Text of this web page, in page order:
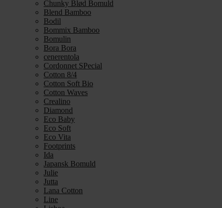
Chunky Blød Bomuld
Blend Bamboo
Bodil
Bommix Bamboo
Bomulin
Bora Bora
cenerentola
Cordonnet SPecial
Cotton 8/4
Cotton Soft Bio
Cotton Waves
Crealino
Diamond
Eco Baby
Eco Soft
Eco Vita
Footprints
Ida
Japansk Bomuld
Julie
Jutta
Lana Cotton
Line